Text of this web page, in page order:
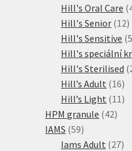
Hill's Oral Care
Hill's Senior 1212
Hill's Sensitive 5
Hill's speciální
Hill's Sterilised
Hill’s Adult 1616
Hill’s Light 11 11
HPM granule 4242
IAMS 5959
produktů
Iams Adult 2727